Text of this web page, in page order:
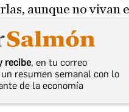
aunque no vivan
recibe, en tu correo
resumen semanal con lo
de la economía